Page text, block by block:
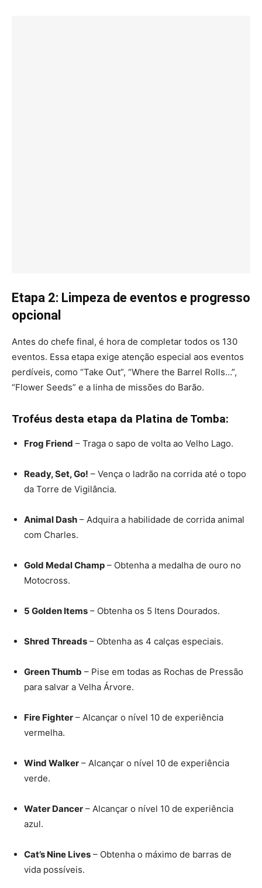
Etapa 2: Limpeza de eventos e progresso
opcional
Antes do chefe final, é hora de completar todos os 130
eventos. Essa etapa exige atenção especial aos eventos
perdíveis, como “Take Out”, “Where the Barrel Rolls…”,
“Flower Seeds” e a linha de missões do Barão.
Troféus desta etapa da Platina de Tomba:
Frog Friend – Traga o sapo de volta ao Velho Lago.
Ready, Set, Go! – Vença o ladrão na corrida até o topo
da Torre de Vigilância.
Animal Dash – Adquira a habilidade de corrida animal
com Charles.
Gold Medal Champ – Obtenha a medalha de ouro no
Motocross.
5 Golden Items – Obtenha os 5 Itens Dourados.
Shred Threads – Obtenha as 4 calças especiais.
Green Thumb – Pise em todas as Rochas de Pressão
para salvar a Velha Árvore.
Fire Fighter – Alcançar o nível 10 de experiência
vermelha.
Wind Walker – Alcançar o nível 10 de experiência
verde.
Water Dancer – Alcançar o nível 10 de experiência
azul.
Cat’s Nine Lives – Obtenha o máximo de barras de
vida possíveis.